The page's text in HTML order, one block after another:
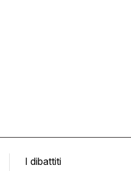
I dibattiti